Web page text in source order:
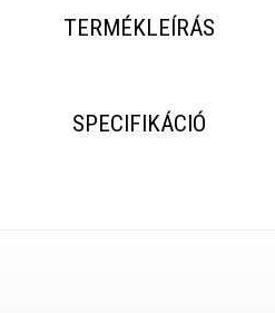
TERMÉKLEÍRÁS
SPECIFIKÁCIÓ